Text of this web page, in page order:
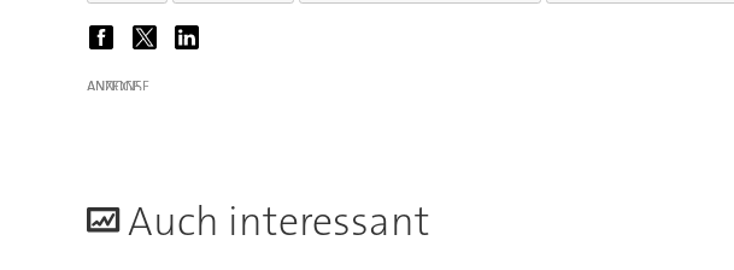
ANZEIGE
Auch interessant